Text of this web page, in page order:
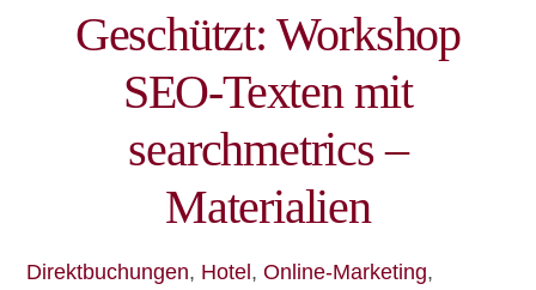
Geschützt: Workshop
SEO-Texten mit
searchmetrics –
Materialien
Direktbuchungen, Hotel ,Online-Marketing,